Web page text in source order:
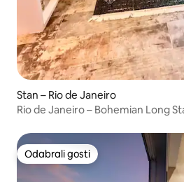
Stan – Rio de Janeiro
Rio de Janeiro – Bohemian Long
Odabrali gosti
Odabrali gosti